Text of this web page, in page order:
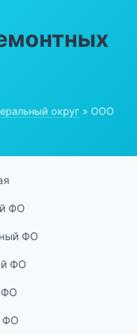
округ » ООО
ФО
ФО
ФО
ФО
ФО